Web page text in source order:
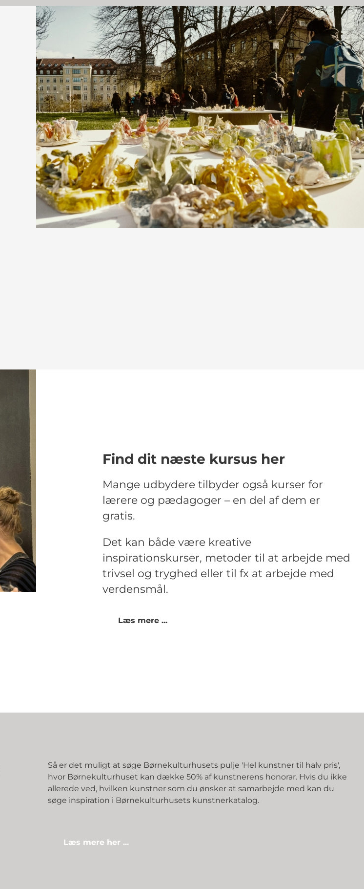
Find dit næste kursus her
Mange udbydere tilbyder også kurser for
lærere og pædagoger – en del af dem er
gratis.
Det kan både være kreative
inspirationskurser, metoder til at arbejde med
trivsel og tryghed eller til fx at arbejde med
verdensmål.
Læs mere ...
Så er det muligt at søge Børnekulturhusets pulje 'Hel kunstner til halv pris',
hvor Børnekulturhuset kan dække 50% af kunstnerens honorar. Hvis du ikke
allerede ved, hvilken kunstner som du ønsker at samarbejde med kan du
søge inspiration i Børnekulturhusets kunstnerkatalog.
Læs mere her ...